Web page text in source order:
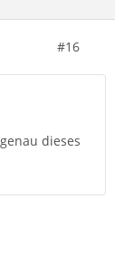
#16
dieses